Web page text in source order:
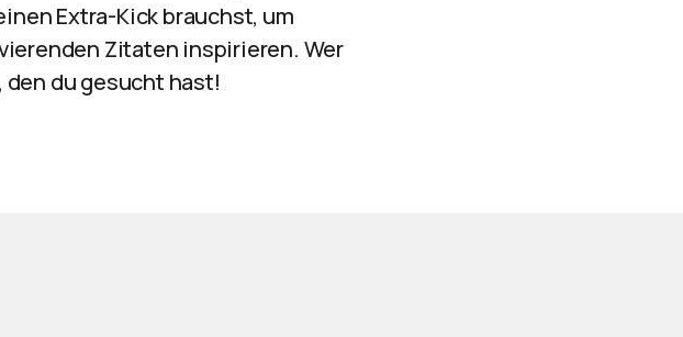
Extra-Kick brauchst, um
Zitaten inspirieren. Wer
du gesucht hast!